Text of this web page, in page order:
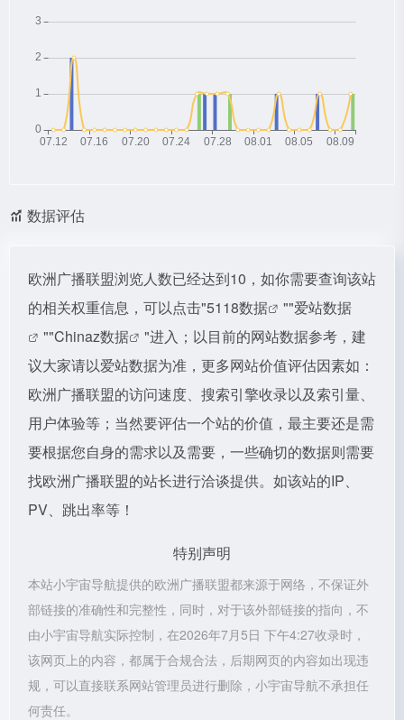
数据评估
欧洲广播联盟浏览人数已经达到10，如你需要查询该站
的相关权重信息，可以点击"5118数据 ""爱站数据
""Chinaz数据
"进入；以目前的网站数据参考，建
议大家请以爱站数据为准，更多网站价值评估因素如：
欧洲广播联盟的访问速度、搜索引擎收录以及索引量、
用户体验等；当然要评估一个站的价值，最主要还是需
要根据您自身的需求以及需要，一些确切的数据则需要
找欧洲广播联盟的站长进行洽谈提供。如该站的IP、
PV、跳出率等！
特别声明
本站小宇宙导航提供的欧洲广播联盟都来源于网络，不保证外
部链接的准确性和完整性，同时，对于该外部链接的指向，不
由小宇宙导航实际控制，在2026年7月5日 下午4:27收录时，
该网页上的内容，都属于合规合法，后期网页的内容如出现违
规，可以直接联系网站管理员进行删除，小宇宙导航不承担任
何责任。